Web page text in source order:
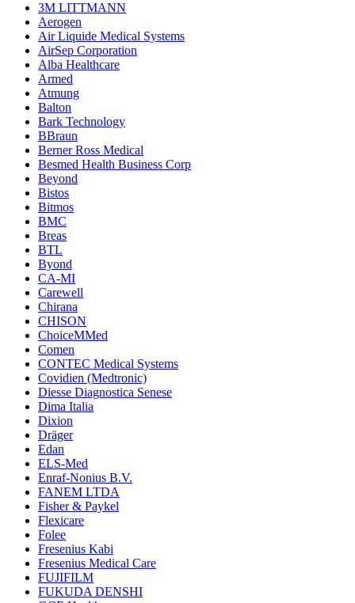
3M LITTMANN
Aerogen
Air Liquide Medical Systems
AirSep Corporation
Alba Healthcare
Armed
Atmung
Balton
Bark Technology
BBraun
Berner Ross Medical
Besmed Health Business Corp
Beyond
Bistos
Bitmos
BMC
Breas
BTL
Byond
CA-MI
Carewell
Chirana
CHISON
ChoiceMMed
Comen
CONTEC Medical Systems
Covidien (Medtronic)
Diesse Diagnostica Senese
Dima Italia
Dixion
Dräger
Edan
ELS-Med
Enraf-Nonius B.V.
FANEM LTDA
Fisher & Paykel
Flexicare
Folee
Fresenius Kabi
Fresenius Medical Care
FUJIFILM
FUKUDA DENSHI